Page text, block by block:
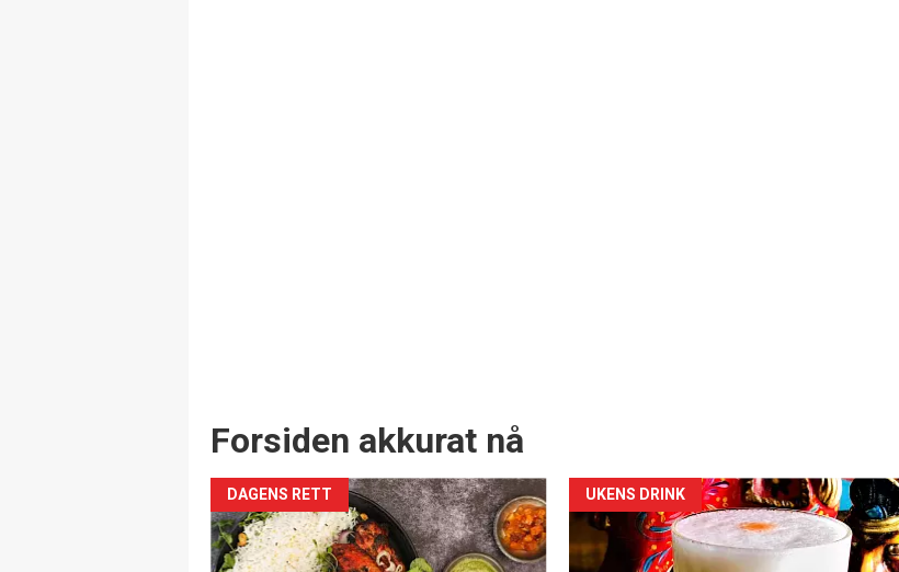
Forsiden akkurat nå
DAGENS RETT
Forsiden
akkurat
UKENS DRINK